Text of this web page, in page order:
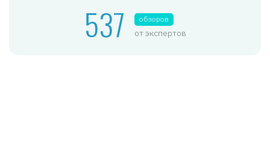
537 обзоров
от экспертов